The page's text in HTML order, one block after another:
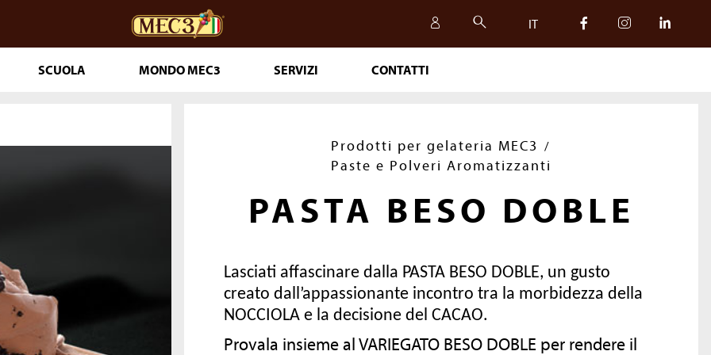
IT
DOuMIX?
SCUOLA MONDO MEC3
THE GENUINE
SICUREZZA, QUALITÀ
SERVIZI CONTATTI
Prodotti per gelateria MEC3
Paste e Polveri Aromatizzanti
PASTA BESO DOBLE
Lasciati affascinare dalla PASTA BESO DOBLE, un gusto
creato dall’appassionante incontro tra la morbidezza della
NOCCIOLA e la decisione del CACAO.
Provala insieme al VARIEGATO BESO DOBLE per rendere il